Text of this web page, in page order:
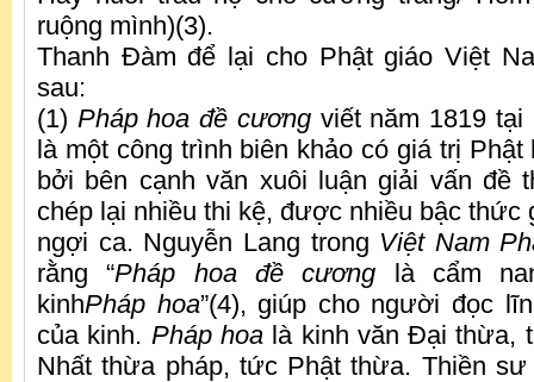
ruộng mình)(3).
Thanh Đàm để lại cho Phật giáo Việt
sau:
(1) Pháp hoa đề cương viết năm 1819
là một công trình biên khảo có giá trị
bởi bên cạnh văn xuôi luận giải vấn đề
chép lại nhiều thi kệ, được nhiều bậc thức
ngợi ca. Nguyễn Lang trong Việt Nam
rằng “Pháp hoa đề cương là cẩm
kinhPháp hoa”(4), giúp cho người đọc
của kinh. Pháp hoalà kinh văn Đại thừa,
Nhất thừa pháp, tức Phật thừa. Thiền